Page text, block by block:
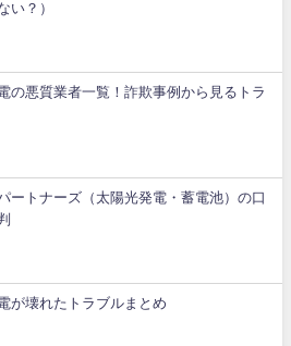
い？）
の悪質業者一覧！詐欺事例から見るトラ
ートナーズ（太陽光発電・蓄電池）の口
が壊れたトラブルまとめ